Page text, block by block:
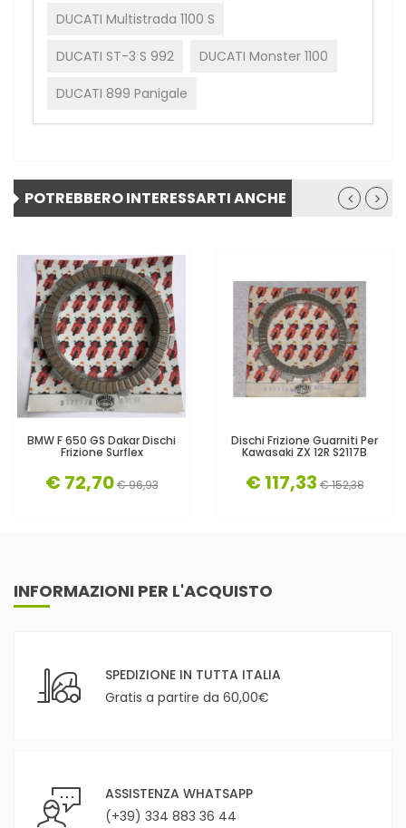
DUCATI Multistrada 1100 S
DUCATI ST-3 S 992 DUCATI Monster 1100
DUCATI 899 Panigale
POTREBBERO INTERESSARTI ANCHE
BMW F 650 GS Dakar Dischi
Frizione Surflex
€ 72,70€ 96,93
Dischi Frizione Guarniti Per
Kawasaki ZX 12R S2117B
€ 117,33 € 152,38
INFORMAZIONI PER L'ACQUISTO
SPEDIZIONE IN TUTTA ITALIA
Gratis a partire da 60,00€
ASSISTENZA WHATSAPP
(+39) 334 883 36 44